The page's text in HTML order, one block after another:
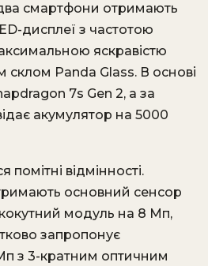
смартфони отримають
дисплеї з частотою
яскравістю
склом Panda Glass. В основі
7s Gen 2, а за
акумулятор на 5000
помітні відмінності.
основний сенсор
модуль на 8 Мп,
запропонує
з 3-кратним оптичним